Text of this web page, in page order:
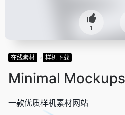
1
在线素材 样机下载
Minimal Mockups
一款优质样机素材网站